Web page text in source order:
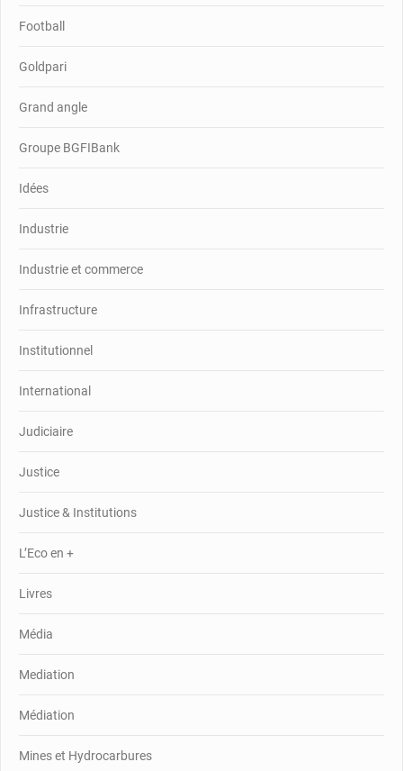
Football
Goldpari
Grand angle
Groupe BGFIBank
Idées
Industrie
Industrie et commerce
Infrastructure
Institutionnel
International
Judiciaire
Justice
Justice & Institutions
L’Eco en +
Livres
Média
Mediation
Médiation
Mines et Hydrocarbures